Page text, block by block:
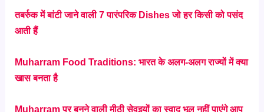
तबर्रुक में बांटी जाने वाली 7 पारंपरिक Dishes जो हर किसी को पसंद
आती हैं
Muharram Food Traditions: भारत के अलग-अलग राज्यों में क्या
खास बनता है
Muharram पर बनने वाली मीठी सेवइयों का स्वाद भूल नहीं पाएंगे आप